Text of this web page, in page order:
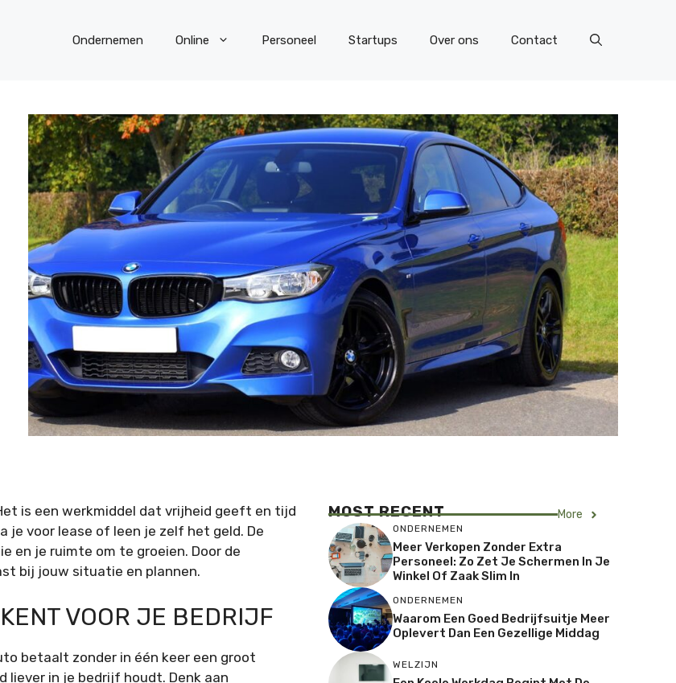
Ondernemen Online Personeel Startups Over ons Contact
is een werkmiddel dat vrijheid geeft en tijd
je voor lease of leen je zelf het geld. De
en je ruimte om te groeien. Door de
bij jouw situatie en plannen.
VOOR JE BEDRIJF
betaalt zonder in één keer een groot
liever in je bedrijf houdt. Denk aan
MOST RECENT More
ONDERNEMEN
Meer Verkopen Zonder Extra
Personeel: Zo Zet Je Schermen In Je
Winkel Of Zaak Slim In
ONDERNEMEN
Waarom Een Goed Bedrijfsuitje Meer
Oplevert Dan Een Gezellige Middag
WELZIJN